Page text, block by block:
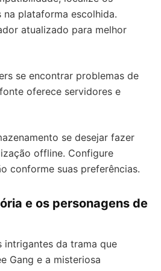
plataforma escolhida.
atualizado para melhor
se encontrar problemas de
oferece servidores e
se desejar fazer
offline. Configure
conforme suas preferências.
e os personagens de
intrigantes da trama que
Gang e a misteriosa